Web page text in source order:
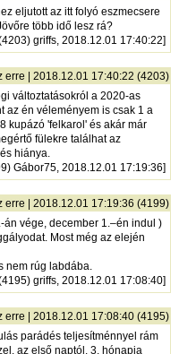
eljutott az itt folyó eszmecsere
több idő lesz rá?
griffs, 2018.12.01 17:40:22]
erre | 2018.12.01 17:40:22 (4203)
változtatásokról a 2020-as
az én véleményem is csak 1 a
kupázó 'felkarol' és akár már
fülekre találhat az
hiánya.
Gábor75, 2018.12.01 17:19:36]
erre | 2018.12.01 17:19:36 (4199)
vége, december 1.–én indul )
Most még az elején
nem rúg labdába.
griffs, 2018.12.01 17:08:40]
erre | 2018.12.01 17:08:40 (4195)
parádés teljesítménnyel rám
az első naptól. 3. hónapja